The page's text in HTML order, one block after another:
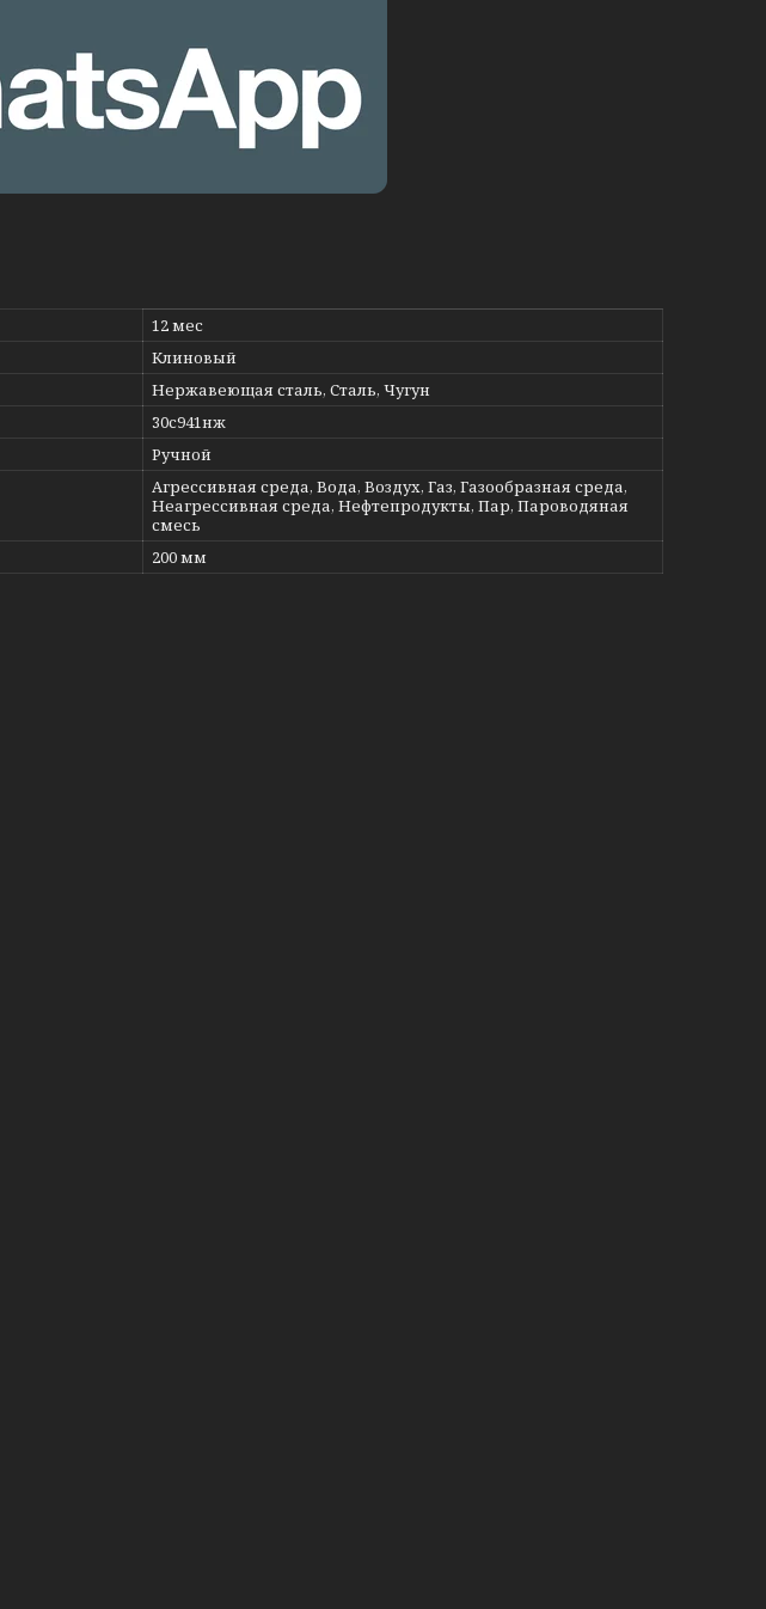
12 мес
Клиновый
Нержавеющая сталь, Сталь, Чугун
30с941нж
Ручной
Агрессивная среда, Вода, Воздух, Газ, Газообразная среда,
Неагрессивная среда, Нефтепродукты, Пар, Пароводяная
смесь
200 мм